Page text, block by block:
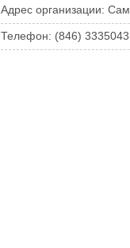
Адрес организации:
Телефон: (846) 3335043